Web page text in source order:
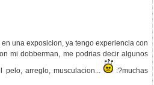
una exposicion, ya tengo experiencia con
mi dobberman, me podrias decir algunos
pelo, arreglo, musculacion...
:?muchas